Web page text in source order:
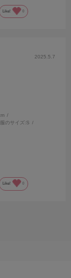
Like! 0
2025.5.7
のサイズ:S
Like! 0